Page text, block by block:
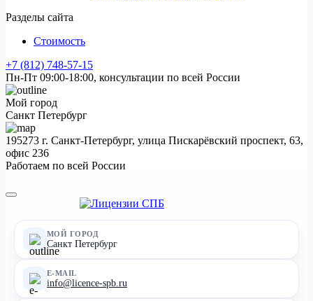
Разделы сайта
Стоимость
+7 (812) 748-57-15
Пн-Пт 09:00-18:00, консультации по всей России
Мой город
Санкт Петербург
195273 г. Санкт-Петербург, улица Пискарёвский проспект, 63,
офис 236
Работаем по всей России
МОЙ ГОРОД
Санкт Петербург
E-MAIL
info@licence-spb.ru